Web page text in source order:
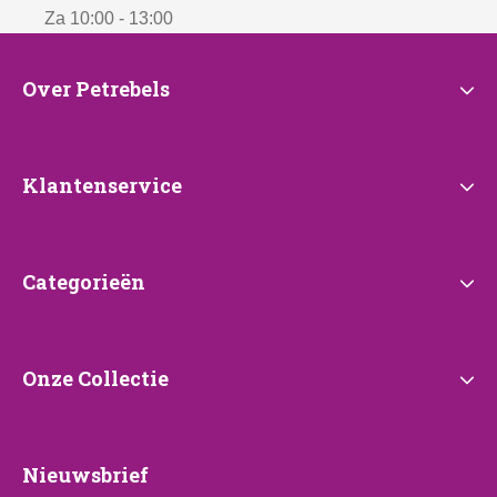
Za 10:00 - 13:00
Over
Over Petrebels
Klantenservice
Klantenservice
Categorieën
Categorieën
Onze
Onze Collectie
Nieuwsbrief
Nieuwsbrief